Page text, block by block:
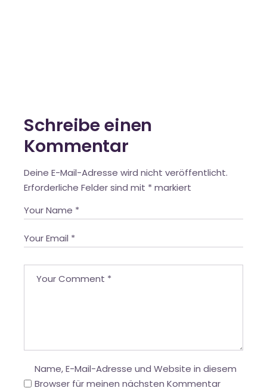
Schreibe einen
Kommentar
Deine E-Mail-Adresse wird nicht veröffentlicht.
Erforderliche Felder sind mit * markiert
Name, E-Mail-Adresse und Website in diesem
Browser für meinen nächsten Kommentar